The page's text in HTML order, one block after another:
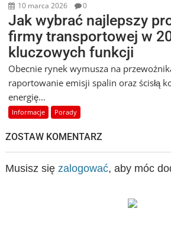
10 marca 2026 0
Jak wybrać najlepszy
firmy transportowej w
kluczowych funkcji
Obecnie rynek wymusza na
raportowanie emisji spalin oraz ścisłą
energię...
Informacje Porady
ZOSTAW KOMENTARZ
Musisz sięzalogować, aby móc